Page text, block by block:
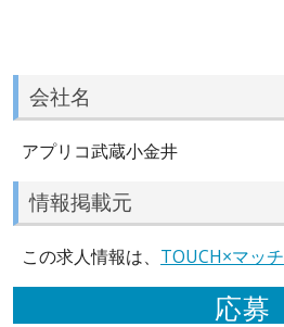
会社名
アプリコ武蔵小金井
情報掲載元
この求人情報は、 TOUCH×マッチ
応募